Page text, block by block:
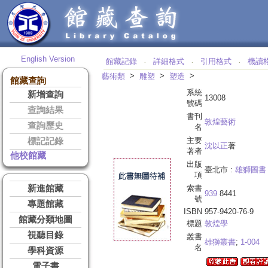
English Version
館藏查詢
新增查詢
查詢結果
查詢歷史
標記記錄
他校館藏
新進館藏
專題館藏
館藏分類地圖
視聽目錄
學科資源
館藏記錄 ‧ 詳細格式 ‧ 引用格式 ‧
機讀
藝術類 > 雕塑 > 塑造 >
系統
號碼
13008
書刊
名
敦煌藝術
主要
著者
沈以正著
出版
項
臺北市 : 雄獅圖書
索書
號
939 8441
ISBN 957-9420-76-9
標題 敦煌學
叢書
名
雄獅叢書; 1-004